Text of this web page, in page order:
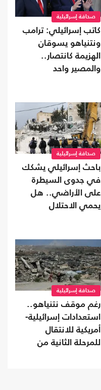
صحافة إسرائيلية
كاتب إسرائيلي: ترامب
ونتنياهو يسوقان
الهزيمة كانتصار..
والمصير واحد
صحافة إسرائيلية
باحث إسرائيلي يشكك
في جدوى السيطرة
على الأراضي.. هل
يحمي الاحتلال
صحافة إسرائيلية
رغم موقف نتنياهو..
استعدادات إسرائيلية-
أمريكية للانتقال
للمرحلة الثانية من